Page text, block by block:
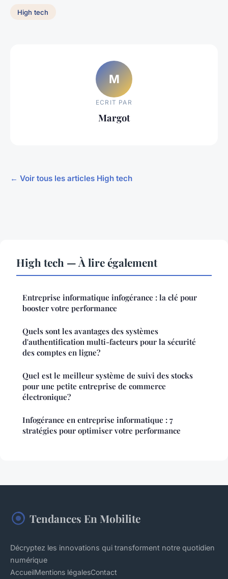
High tech
M
ECRIT PAR
Margot
← Voir tous les articles High tech
High tech — À lire également
Entreprise informatique infogérance : la clé pour
booster votre performance
Quels sont les avantages des systèmes
d'authentification multi-facteurs pour la sécurité
des comptes en ligne?
Quel est le meilleur système de suivi des stocks
pour une petite entreprise de commerce
électronique?
Infogérance en entreprise informatique : 7
stratégies pour optimiser votre performance
Tendances En Mobilite
Décryptez les innovations qui transforment notre quotidien
numérique
AccueilMentions légalesContact